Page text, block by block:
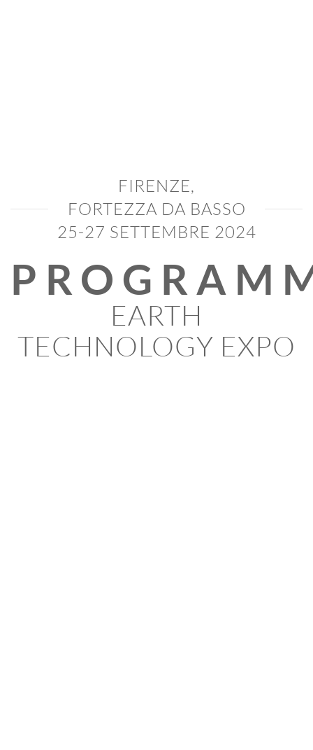
FIRENZE,
FORTEZZA DA BASSO
25-27 SETTEMBRE 2024
EARTH
TECHNOLOGY EXPO